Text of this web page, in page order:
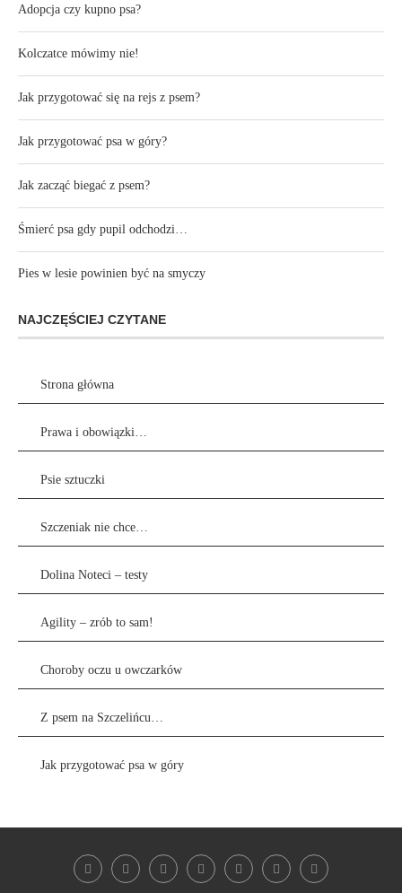
Adopcja czy kupno psa?
Kolczatce mówimy nie!
Jak przygotować się na rejs z psem?
Jak przygotować psa w góry?
Jak zacząć biegać z psem?
Śmierć psa gdy pupil odchodzi…
Pies w lesie powinien być na smyczy
NAJCZĘŚCIEJ CZYTANE
Strona główna
Prawa i obowiązki…
Psie sztuczki
Szczeniak nie chce…
Dolina Noteci – testy
Agility – zrób to sam!
Choroby oczu u owczarków
Z psem na Szczelińcu…
Jak przygotować psa w góry